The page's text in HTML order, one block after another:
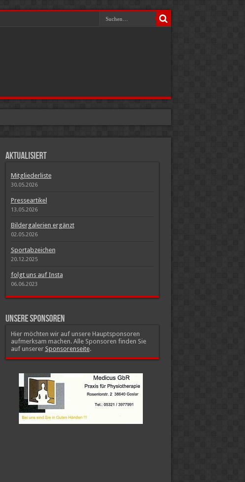
Aktualisiert
Mitgliederliste
30.05.2026
Presseartikel
13.05.2026
Bildergalerien ergänzt
02.05.2026
Sportabzeichen
20.12.2025
folgt uns auf Insta
06.06.2023
Unsere Sponsoren
Hier möchten wir auf unsere Hauptsponsoren
aufmerksam machen. Alle Sponsoren finden Sie
auf unserer Sponsorenseite.